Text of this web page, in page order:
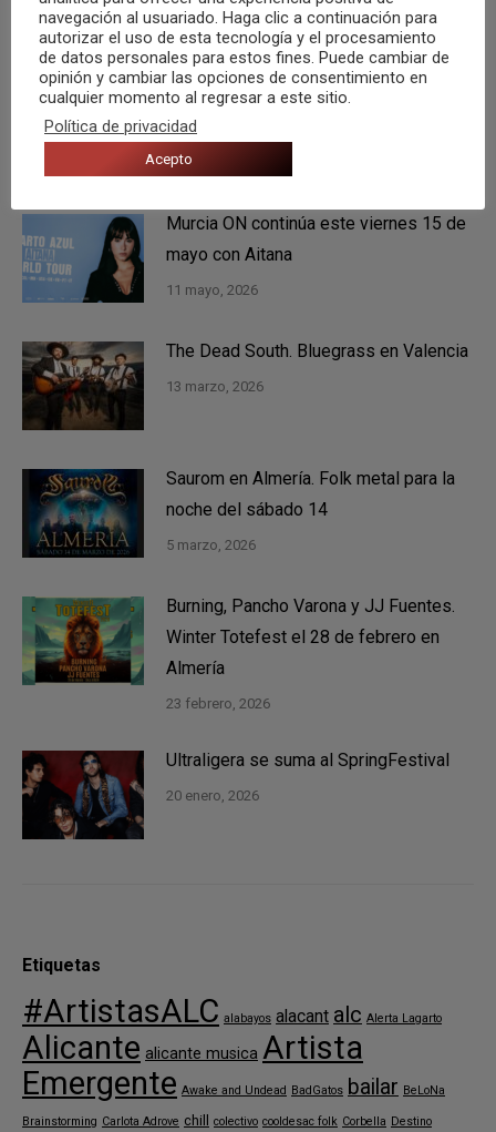
También te puede gustar
Tenéis una cita con Rigoberta Bandini
en Elche el próximo 12 de agosto
5 agosto, 2026
Murcia ON continúa este viernes 15 de
mayo con Aitana
11 mayo, 2026
The Dead South. Bluegrass en Valencia
13 marzo, 2026
Saurom en Almería. Folk metal para la
noche del sábado 14
5 marzo, 2026
Burning, Pancho Varona y JJ Fuentes.
Winter Totefest el 28 de febrero en
Almería
23 febrero, 2026
Ultraligera se suma al SpringFestival
20 enero, 2026
Etiquetas
#ArtistasALC alabayos alacant alc Alerta Lagarto
Alicante alicante musica Artista
Emergente Awake and Undead BadGatos bailar BeLoNa
Brainstorming Carlota Adrove chill colectivo cooldesac folk Corbella Destino
navegación al usuariado. Haga clic a continuación para
autorizar el uso de esta tecnología y el procesamiento
de datos personales para estos fines. Puede cambiar de
opinión y cambiar las opciones de consentimiento en
cualquier momento al regresar a este sitio.
Política de privacidad
Acepto